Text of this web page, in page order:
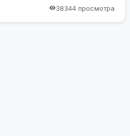
38344 просмотра